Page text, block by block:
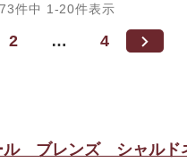
73件中 1 -20件表示
2 … 4
ル ブレンズ シャル